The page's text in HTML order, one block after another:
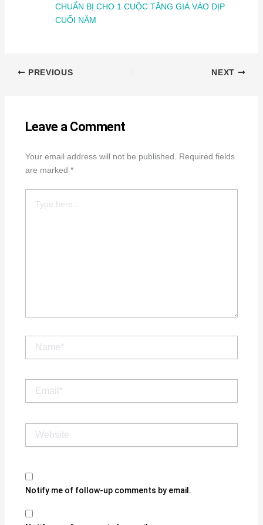
CHUẨN BỊ CHO 1 CUỘC TĂNG GIÁ VÀO DỊP
CUỐI NĂM
PREVIOUS NEXT
Leave a Comment
Your email address will not be published.
Required fields
are marked *
here..
Notify me of follow-up comments by email.